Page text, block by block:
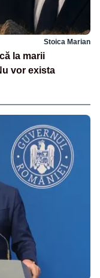
Stoica Marian
la marii
vor exista